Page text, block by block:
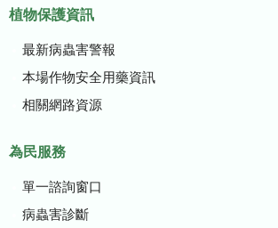
植物保護資訊
最新病蟲害警報
本場作物安全用藥資訊
相關網路資源
為民服務
單一諮詢窗口
病蟲害診斷